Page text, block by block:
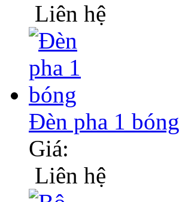
Liên hệ
Đèn pha 1 bóng
Giá:
Liên hệ